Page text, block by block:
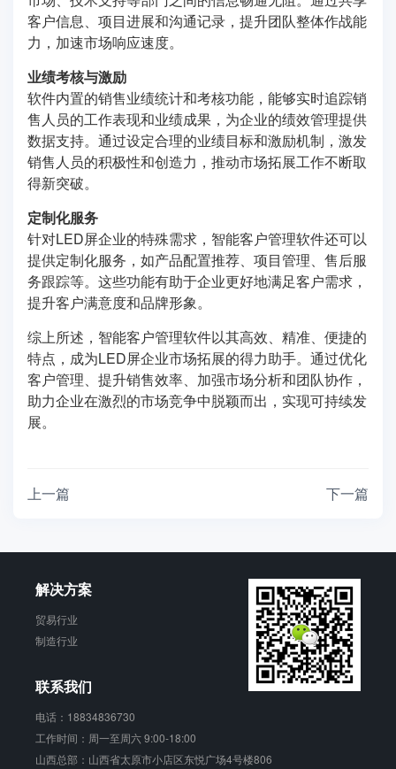
客户信息、项目进展和沟通记录，提升团队整体作战能
力，加速市场响应速度。
业绩考核与激励
软件内置的销售业绩统计和考核功能，能够实时追踪销
售人员的工作表现和业绩成果，为企业的绩效管理提供
数据支持。通过设定合理的业绩目标和激励机制，激发
销售人员的积极性和创造力，推动市场拓展工作不断取
得新突破。
定制化服务
针对LED屏企业的特殊需求，智能客户管理软件还可以
提供定制化服务，如产品配置推荐、项目管理、售后服
务跟踪等。这些功能有助于企业更好地满足客户需求，
提升客户满意度和品牌形象。
综上所述，智能客户管理软件以其高效、精准、便捷的
特点，成为LED屏企业市场拓展的得力助手。通过优化
客户管理、提升销售效率、加强市场分析和团队协作，
助力企业在激烈的市场竞争中脱颖而出，实现可持续发
展。
上一篇 下一篇
解决方案
贸易行业
制造行业
联系我们
电话：18834836730
工作时间：周一至周六 9:00-18:00
山西总部：山西省太原市小店区东悦广场4号楼806